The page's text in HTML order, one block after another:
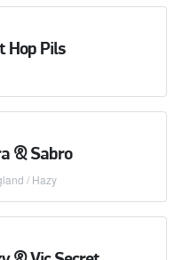
Hop Pils
& Sabro
/ Hazy